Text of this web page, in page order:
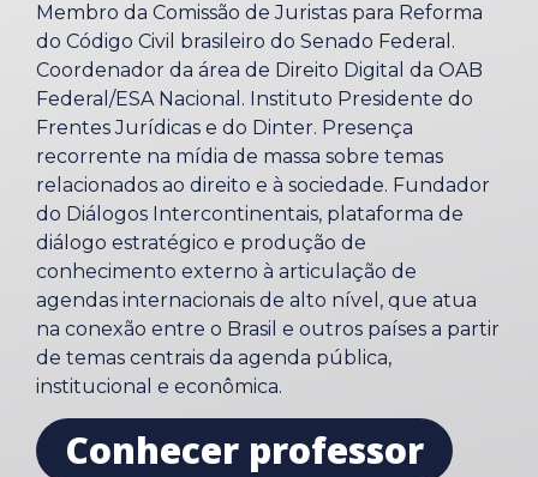
Membro da Comissão de Juristas para Reforma
do Código Civil brasileiro do Senado Federal.
Coordenador da área de Direito Digital da OAB
Federal/ESA Nacional. Instituto Presidente do
Frentes Jurídicas e do Dinter. Presença
recorrente na mídia de massa sobre temas
relacionados ao direito e à sociedade. Fundador
do Diálogos Intercontinentais, plataforma de
diálogo estratégico e produção de
conhecimento externo à articulação de
agendas internacionais de alto nível, que atua
na conexão entre o Brasil e outros países a partir
de temas centrais da agenda pública,
institucional e econômica.
Conhecer professor